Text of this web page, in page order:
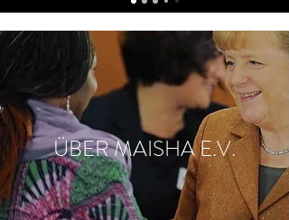
ÜBER MAISHA E.V.